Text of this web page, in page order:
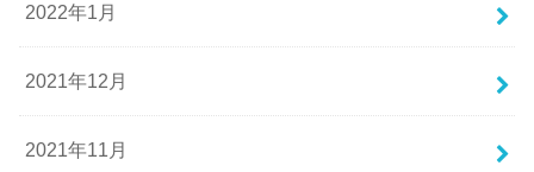
2022年1月
2021年12月
2021年11月